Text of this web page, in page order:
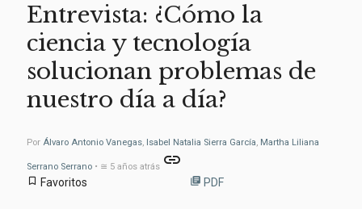
Entrevista: ¿Cómo la
ciencia y tecnología
solucionan problemas de
nuestro día a día?
Por Álvaro Antonio Vanegas, Isabel Natalia Sierra García, Martha Liliana
Serrano Serrano• ≅ 5 años atrás link
bookmark_border Favoritos library_books PDF